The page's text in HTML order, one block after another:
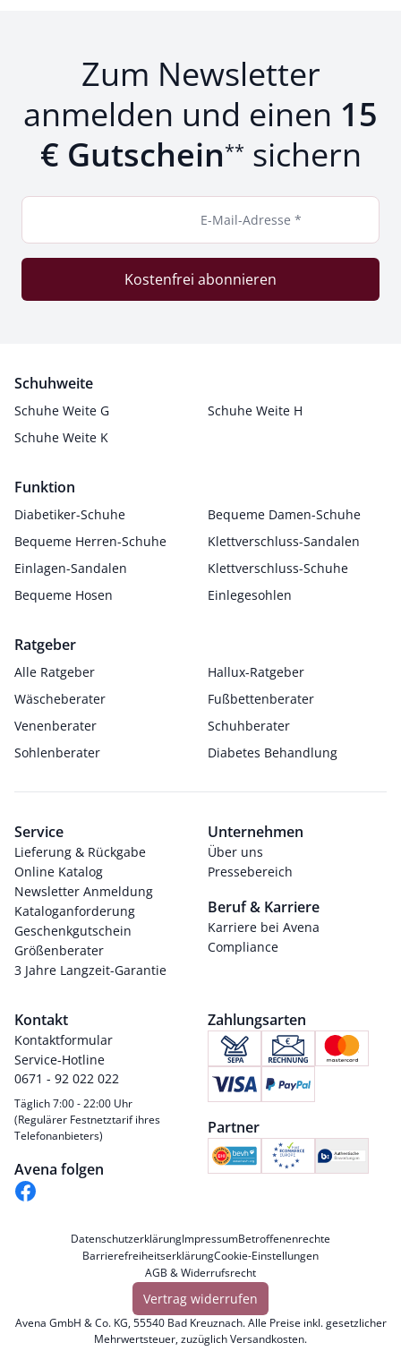
Zum Newsletter
anmelden und einen 15
€ Gutschein** sichern
E-Mail-Adresse *
Kostenfrei abonnieren
Schuhweite
Schuhe Weite G
Schuhe Weite H
Schuhe Weite K
Funktion
Diabetiker-Schuhe
Bequeme Damen-Schuhe
Bequeme Herren-Schuhe
Klettverschluss-Sandalen
Einlagen-Sandalen
Klettverschluss-Schuhe
Bequeme Hosen
Einlegesohlen
Ratgeber
Alle Ratgeber
Hallux-Ratgeber
Wäscheberater
Fußbettenberater
Venenberater
Schuhberater
Sohlenberater
Diabetes Behandlung
Service
Lieferung & Rückgabe
Online Katalog
Newsletter Anmeldung
Kataloganforderung
Geschenkgutschein
Größenberater
3 Jahre Langzeit-Garantie
Unternehmen
Über uns
Pressebereich
Beruf & Karriere
Karriere bei Avena
Compliance
Kontakt
Kontaktformular
Service-Hotline
0671 - 92 022 022
Täglich 7:00 - 22:00 Uhr
(Regulärer Festnetztarif ihres
Telefonanbieters)
Avena folgen
Zahlungsarten
Partner
DatenschutzerklärungImpressumBetroffenenrechte
BarrierefreiheitserklärungCookie-Einstellungen
AGB & Widerrufsrecht
Vertrag widerrufen
Avena GmbH & Co. KG, 55540 Bad Kreuznach. Alle Preise inkl. gesetzlicher
Mehrwertsteuer, zuzüglichVersandkosten.